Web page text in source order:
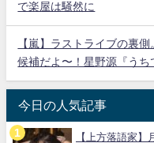
で楽屋は騒然に
【嵐】ラストライブの裏
候補だよ〜！星野源『うち
今日の人気記事
【上方落語家】